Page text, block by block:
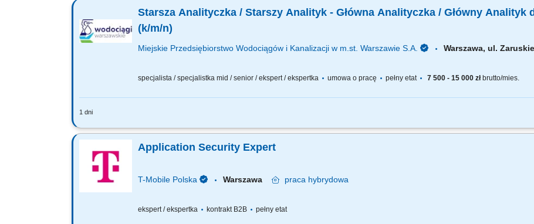
Starsza Analityczka / Starszy Analityk - Główna Analityczka / Główny Analityk
(k/m/n)
Miejskie Przedsiębiorstwo Wodociągów i Kanalizacji w m.st. Warszawie S.A. Warszawa, ul.
specjalista / specjalistka mid / senior / ekspert / ekspertka umowa o pracę pełny etat 7 500 - 15 000 złbrutto/mies.
1 dni
Jakie będą Twoje obowiązki? reagowanie na incydenty bezpieczeństwa teleinformatycznego i usuwanie skutków
Application Security Expert
T-Mobile Polska Warszawa praca hybrydowa
ekspert / ekspertka kontrakt B2B pełny etat